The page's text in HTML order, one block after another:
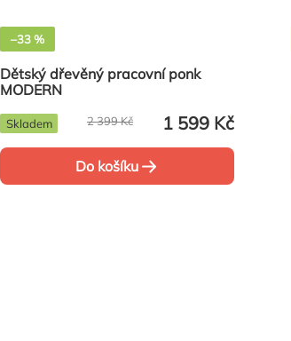
–33 %
Dětský dřevěný pracovní ponk
MODERN
1 599 Kč
2 399 Kč
Skladem
Do košíku